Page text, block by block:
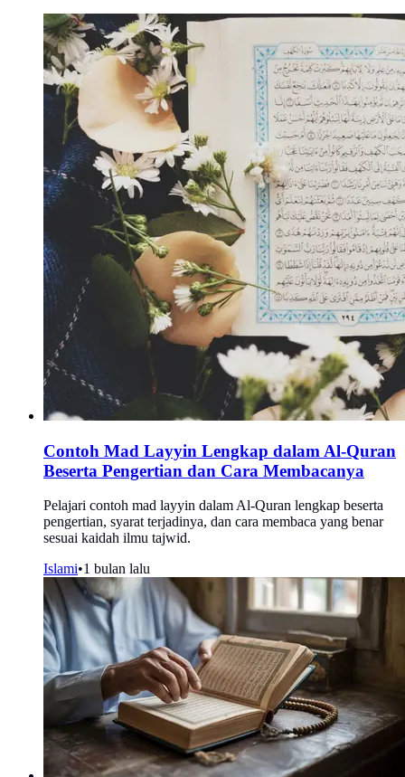
Contoh Mad Layyin Lengkap dalam Al-Quran
Beserta Pengertian dan Cara Membacanya
Pelajari contoh mad layyin dalam Al-Quran lengkap beserta
pengertian, syarat terjadinya, dan cara membaca yang benar
sesuai kaidah ilmu tajwid.
Islami•1 bulan lalu